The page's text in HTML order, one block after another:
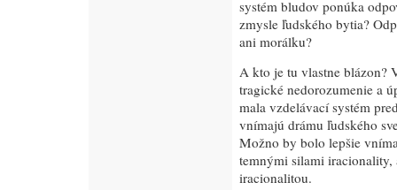
systém bludov ponúka
zmysle ľudského bytia?
ani morálku?
A kto je tu vlastne blázon?
tragické nedorozumenie a
mala vzdelávací systém
vnímajú drámu ľudského
Možno by bolo lepšie
temnými silami
iracionalitou.